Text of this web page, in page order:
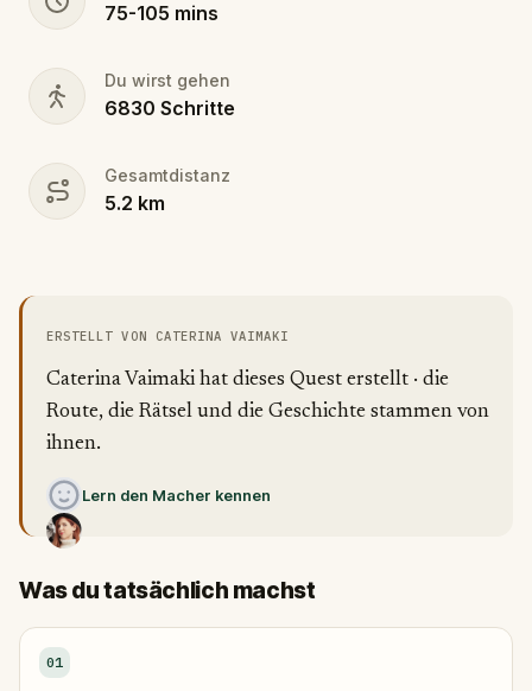
75-105 mins
Du wirst gehen
6830 Schritte
Gesamtdistanz
5.2 km
ERSTELLT VON CATERINA VAIMAKI
Caterina Vaimaki hat dieses Quest erstellt · die
Route, die Rätsel und die Geschichte stammen von
ihnen.
Lern den Macher kennen
Was du tatsächlich machst
01